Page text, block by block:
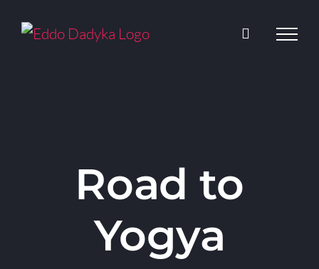
Road to
Yogya